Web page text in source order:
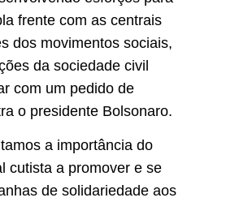
frente com as centrais
dos movimentos sociais,
da sociedade civil
com um pedido de
o presidente Bolsonaro.
a importância do
cutista a promover e se
de solidariedade aos